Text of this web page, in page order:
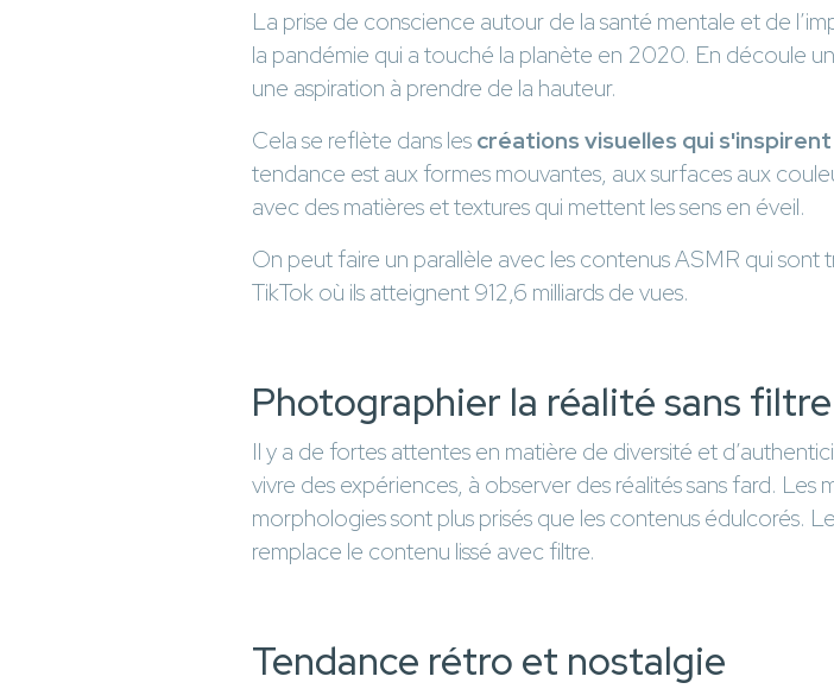
La prise de conscience autour de la santé mentale et de
la pandémie qui a touché la planète en 2020. En découle
une aspiration à prendre de la hauteur.
Cela se reflète dans lescréations visuelles qui
tendance est aux formes mouvantes, aux surfaces aux
avec des matières et textures qui mettent les sens en éveil.
On peut faire un parallèle avec les contenus ASMR qui sont
TikTok où ils atteignent 912,6 milliards de vues.
Photographier la réalité sans filtre
Il y a de fortes attentes en matière de diversité et
vivre des expériences, à observer des réalités sans fard. Les
morphologies sont plus prisés que les contenus édulcorés. Le
remplace le contenu lissé avec filtre.
Tendance rétro et nostalgie